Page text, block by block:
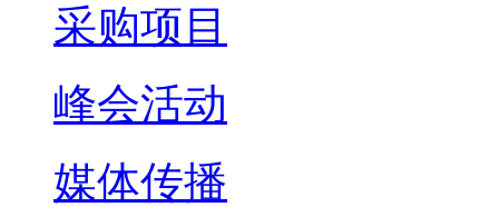
采购项目
峰会活动
媒体传播